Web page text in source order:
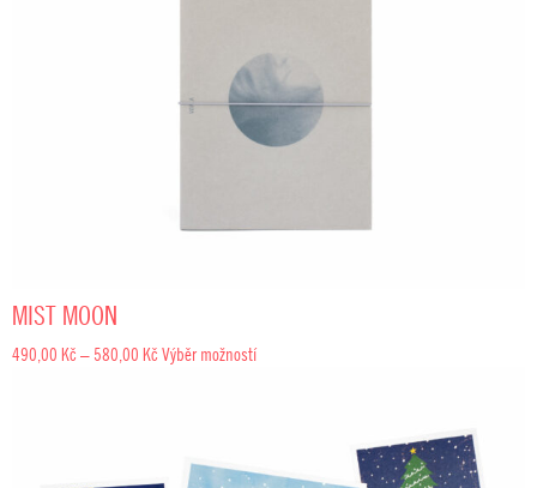
MIST MOON
490,00 Kč – 580,00 Kč Rozpětí
Výběr možností